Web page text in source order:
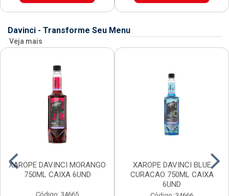
Davinci - Transforme Seu Menu
Veja mais
XAROPE DAVINCI MORANGO
750ML CAIXA 6UND
Código: 34665
XAROPE DAVINCI BLUE
CURACAO 750ML CAIXA
6UND